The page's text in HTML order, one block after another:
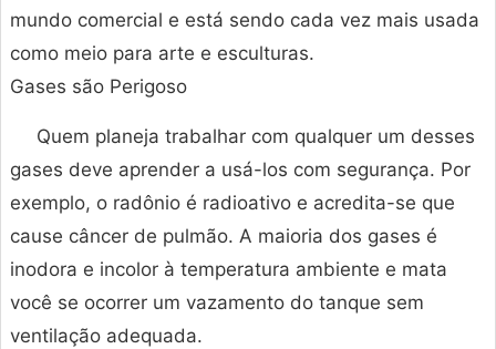
mundo comercial e está sendo cada vez mais usada
como meio para arte e esculturas.
Gases são Perigoso
Quem planeja trabalhar com qualquer um desses
gases deve aprender a usá-los com segurança. Por
exemplo, o radônio é radioativo e acredita-se que
cause câncer de pulmão. A maioria dos gases é
inodora e incolor à temperatura ambiente e mata
você se ocorrer um vazamento do tanque sem
ventilação adequada.